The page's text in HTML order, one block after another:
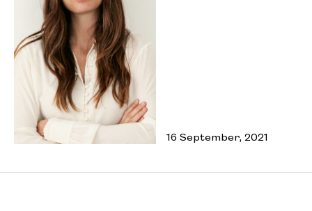
16 September, 2021